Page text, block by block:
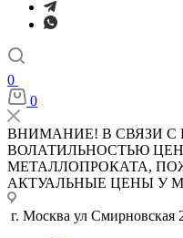
0
0
ВНИМАНИЕ! В СВЯЗИ
ВОЛАТИЛЬНОСТЬЮ
МЕТАЛЛОПРОКАТА,
АКТУАЛЬНЫЕ ЦЕНЫ У
г. Москва ул Смирновская